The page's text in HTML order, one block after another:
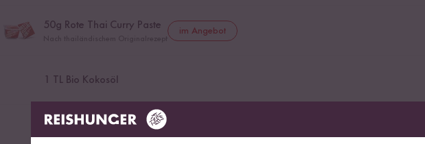
50g Rote Thai Curry Paste im Angebot
1 TL Bio Kokosöl